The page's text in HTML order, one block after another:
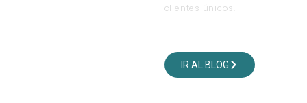
clientes únicos.
IR AL BLOG